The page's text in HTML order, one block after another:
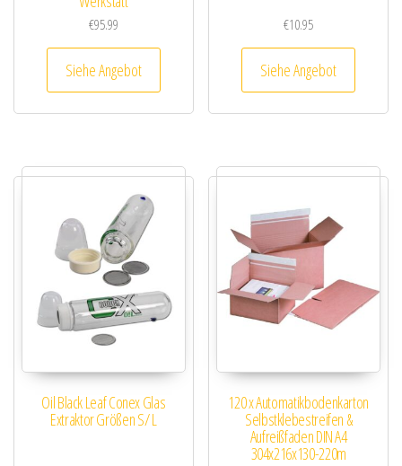
€95.99
Siehe Angebot
€10.95
Siehe Angebot
Oil Black Leaf Conex Glas
Extraktor Größen S/ L
120 x Automatikbodenkarton
Selbstklebestreifen &
Aufreißfaden DIN A4
304x216x130-220m